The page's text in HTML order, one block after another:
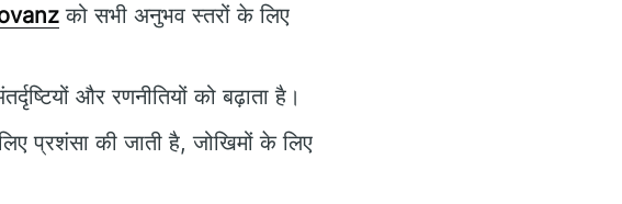
को सभी अनुभव स्तरों के लिए
और रणनीतियों को बढ़ाता है।
प्रशंसा की जाती है, जोखिमों के लिए